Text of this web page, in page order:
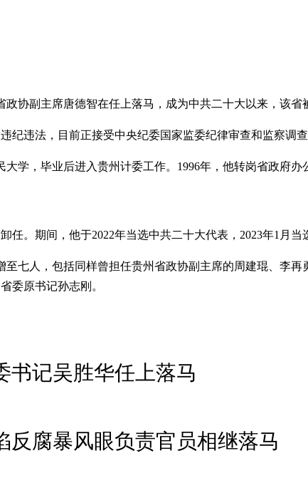
协副主席唐德智在任上落马，成为中共二十大以来，该省
纪违法，目前正接受中央纪委国家监委纪律审查和监察调查
学，毕业后进入贵州计委工作。1996年，他转岗省政府
任。期间，他于2022年当选中共二十大代表，2023年1月当
七人，包括同样曾担任贵州省政协副主席的周建琨、李
委原书记孙志刚。
书记吴胜华任上落马
反腐暴风眼负责官员相继落马